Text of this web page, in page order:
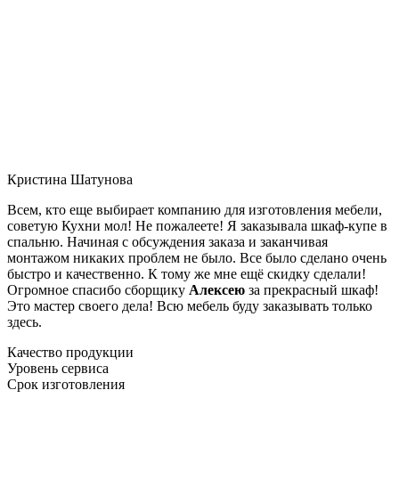
Кристина Шатунова
Всем, кто еще выбирает компанию для изготовления мебели,
советую Кухни мол! Не пожалеете! Я заказывала шкаф-купе в
спальню. Начиная с обсуждения заказа и заканчивая
монтажом никаких проблем не было. Все было сделано очень
быстро и качественно. К тому же мне ещё скидку сделали!
Огромное спасибо сборщику Алексею за прекрасный шкаф!
Это мастер своего дела! Всю мебель буду заказывать только
здесь.
Качество продукции
Уровень сервиса
Срок изготовления